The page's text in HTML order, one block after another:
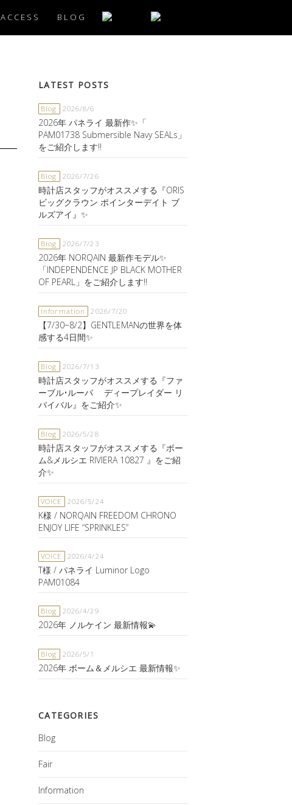
ACCESS BLOG
LATEST POSTS
Blog 2026/8/6
2026年 パネライ 最新作✨「
PAM01738 Submersible Navy SEALs」
をご紹介します‼️
Blog 2026/7/26
時計店スタッフがオススメする『ORIS
ビッグクラウン ポインターデイト ブ
ルズアイ』✨
Blog 2026/7/23
2026年 NORQAIN 最新作モデル✨
「INDEPENDENCE JP BLACK MOTHER
OF PEARL」をご紹介します‼️
Information 2026/7/20
【7/30~8/2】GENTLEMANの世界を体
感する4日間✨
Blog 2026/7/13
時計店スタッフがオススメする『ファ
ーブル•ルーバ ディープレイダー リ
バイバル』をご紹介✨
Blog 2026/5/28
時計店スタッフがオススメする『ボー
ム&メルシエ RIVIERA 10827 』をご紹
介✨
VOICE 2026/5/24
K様 / NORQAIN FREEDOM CHRONO
ENJOY LIFE “SPRINKLES”
VOICE 2026/4/24
T様 / パネライ Luminor Logo
PAM01084
Blog 2026/4/29
2026年 ノルケイン 最新情報💫
Blog 2026/5/1
2026年 ボーム＆メルシエ 最新情報✨
CATEGORIES
Blog
Fair
Information